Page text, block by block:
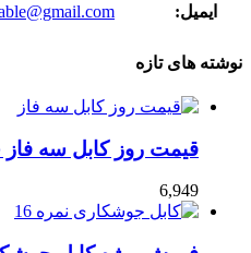
ایمیل:
نوشته های تازه
قیمت روز کابل سه
6,949